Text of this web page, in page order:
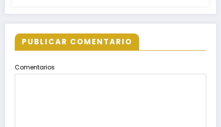
PUBLICAR COMENTARIO
Comentarios